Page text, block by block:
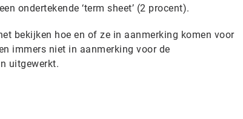
ondertekende ‘term sheet’ (2 procent).
bekijken hoe en of ze in aanmerking komen voor
immers niet in aanmerking voor de
uitgewerkt.